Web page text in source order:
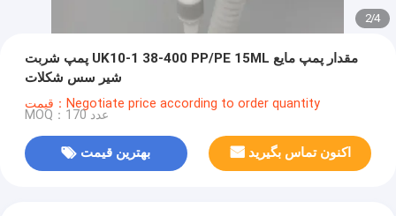
2/4
پمپ شربت UK10-1 38-400 PP/PE 15ML مقدار پمپ مایع
شیر سس شکلات
قیمت：Negotiate price according to order quantity
MOQ：170 عدد
بهترین قیمت اکنون تماس بگیرید